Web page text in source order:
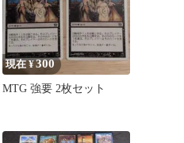
現在 ¥300
MTG 強要 2枚セット